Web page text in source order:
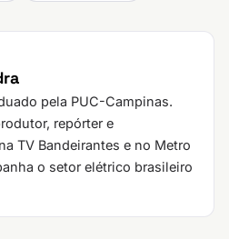
pela PUC-Campinas.
repórter e
TV Bandeirantes e no Metro
o setor elétrico brasileiro